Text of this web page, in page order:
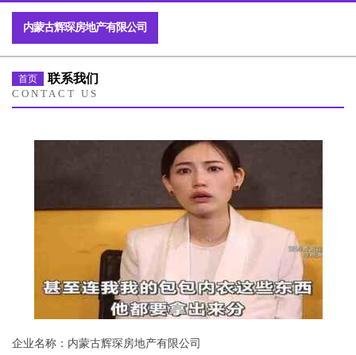
内蒙古辉琛房地产有限公司
首页 联系我们
CONTACT US
企业名称：内蒙古辉琛房地产有限公司